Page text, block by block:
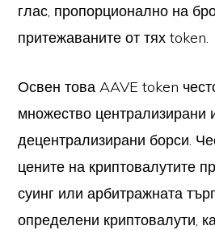
глас, пропорционално на
притежаваните от тях token.
Освен това AAVE token
множество централизирани
децентрализирани борси.
цените на криптовалутите
суинг или арбитражната
определени криптовалути,